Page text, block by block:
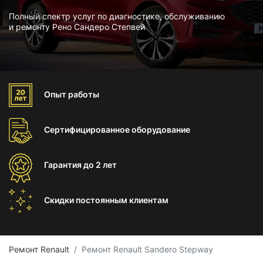
Полный спектр услуг по диагностике, обслуживанию
и ремонту Рено Сандеро Степвей
Опыт работы
Сертифицированноеоборудование
Гарантиядо 2 лет
Скидки постоянным клиентам
Ремонт Renault Ремонт Renault Sandero Stepway